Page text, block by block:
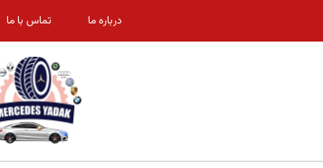
درباره ما تماس با ما